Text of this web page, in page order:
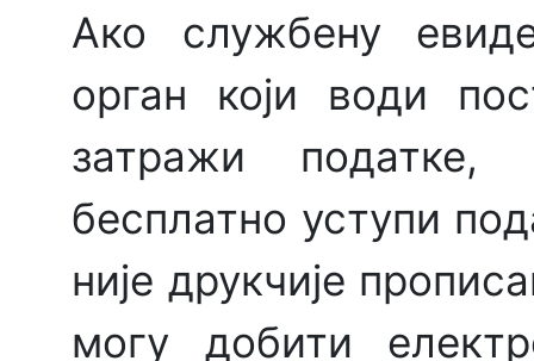
Ако службену
орган који води
затражи
бесплатно уступи
није друкчије
могу добити